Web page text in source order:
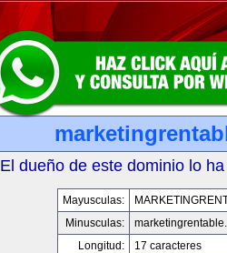
El dueño de este dominio lo
Mayusculas:
Minusculas:
Longitud:
17 caracteres